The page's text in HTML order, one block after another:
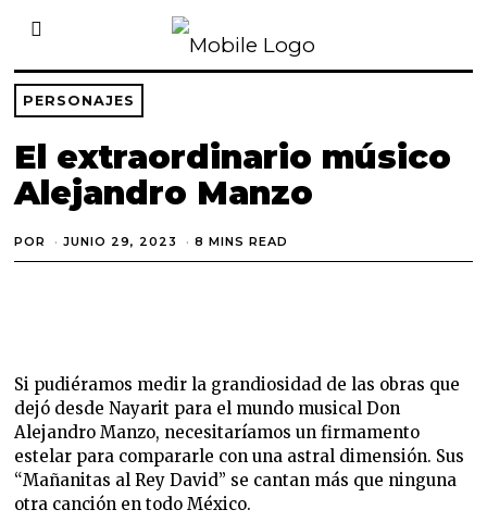
PERSONAJES
El extraordinario músico
Alejandro Manzo
POR JUNIO 29, 2023
0
2
3
8 MINS READ
Si pudiéramos medir la grandiosidad de las obras que
dejó desde Nayarit para el mundo musical Don
Alejandro Manzo, necesitaríamos un firmamento
estelar para compararle con una astral dimensión. Sus
“Mañanitas al Rey David” se cantan más que ninguna
otra canción en todo México.